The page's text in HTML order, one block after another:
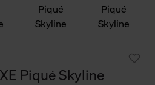
Piqué Skyline